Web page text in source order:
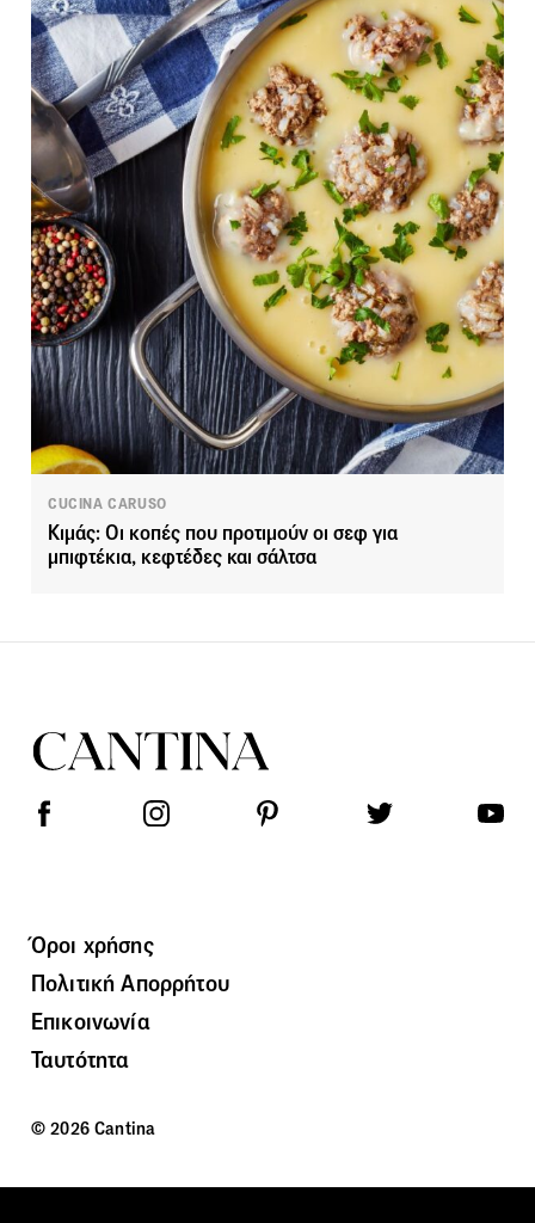
CUCINA CARUSO
Κιμάς: Οι κοπές που προτιμούν οι σεφ για
μπιφτέκια, κεφτέδες και σάλτσα
Όροι χρήσης
Πολιτική Απορρήτου
Επικοινωνία
Ταυτότητα
© 2026 Cantina